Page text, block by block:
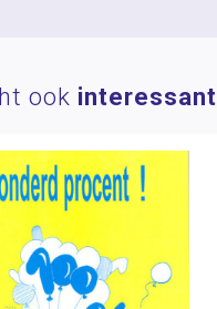
ook interessant